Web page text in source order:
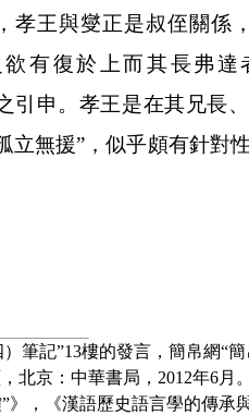
孝王與燮正是叔侄關係
有復於上而其長弗
引申。孝王是在其兄
立無援”，似乎頗有針對
）筆記”13樓的發言，簡帛網“簡
北京：中華書局， 2012年6月
”》，《漢語歷史語言學的傳